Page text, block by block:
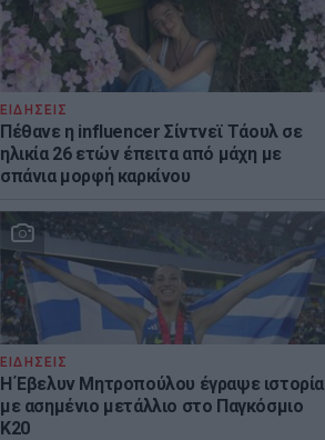
ΕΙΔΗΣΕΙΣ
Πέθανε η influencer Σίντνεϊ Τάουλ σε
ηλικία 26 ετών έπειτα από μάχη με
σπάνια μορφή καρκίνου
ΕΙΔΗΣΕΙΣ
Η Έβελυν Μητροπούλου έγραψε ιστορία
με ασημένιο μετάλλιο στο Παγκόσμιο
Κ20